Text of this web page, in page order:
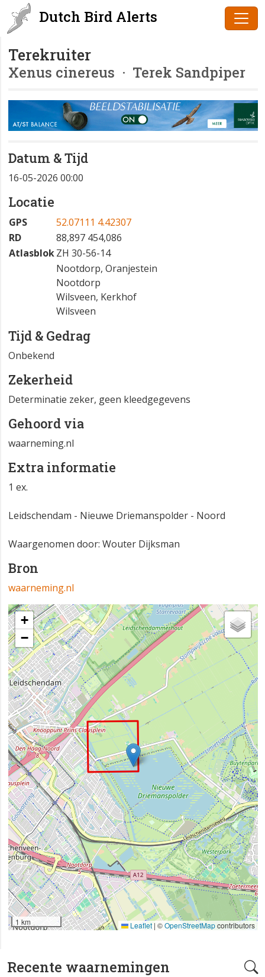
Dutch Bird Alerts
Recente waarnemingen
Terekruiter
Xenus cinereus · Terek Sandpiper
Datum & Tijd
16-05-2026 00:00
Locatie
GPS
52.07111 4.42307
RD
88,897 454,086
AtlasblokZH 30-56-14
Nootdorp, Oranjestein
Nootdorp
Wilsveen, Kerkhof
Wilsveen
Tijd & Gedrag
Onbekend
Zekerheid
Determinatie zeker, geen kleedgegevens
Gehoord via
waarneming.nl
Extra informatie
1 ex.
Leidschendam - Nieuwe Driemanspolder - Noord
Waargenomen door: Wouter Dijksman
Bron
waarneming.nl
+
−
1 km Leaflet | ©OpenStreetMapcontributors